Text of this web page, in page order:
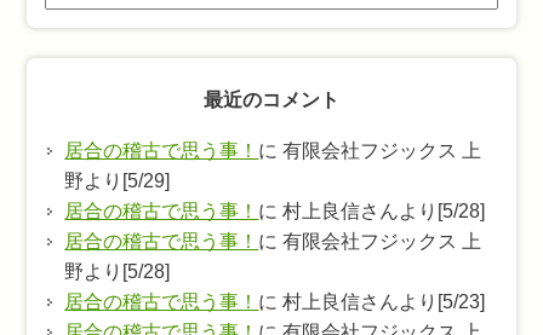
去
最近のコメント
居合の稽古で思う事！ に 有限会社フジックス 上
野より[5/29]
居合の稽古で思う事！ に 村上良信さんより[5/28]
居合の稽古で思う事！ に 有限会社フジックス 上
野より[5/28]
居合の稽古で思う事！ に 村上良信さんより[5/23]